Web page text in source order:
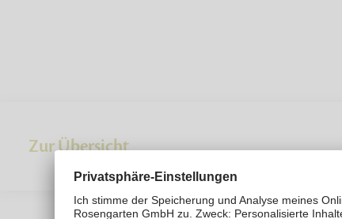
Zur Übersicht